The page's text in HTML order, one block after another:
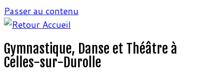
Passer au contenu
Gymnastique, Danse et Théâtre à
Celles-sur-Durolle